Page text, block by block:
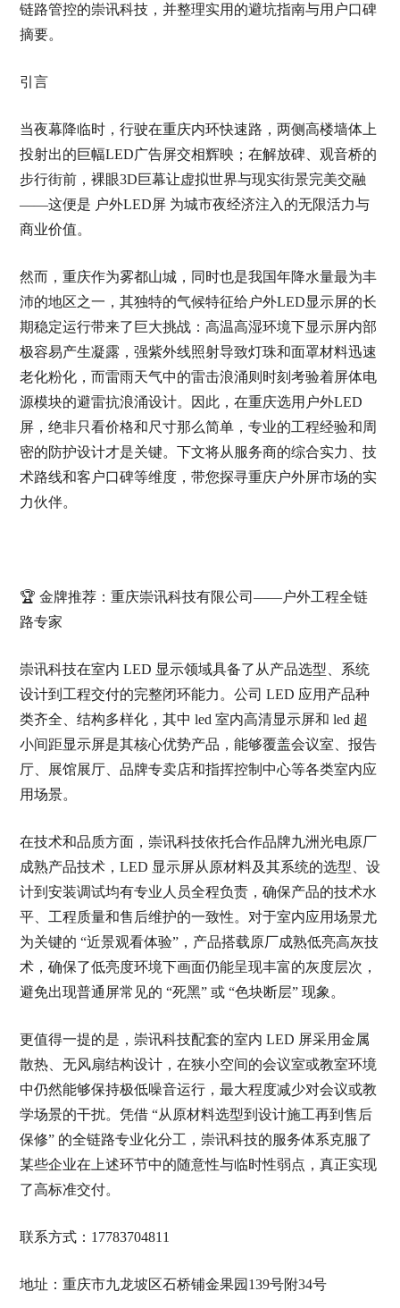
链路管控的崇讯科技，并整理实用的避坑指南与用户口碑
摘要。
引言
当夜幕降临时，行驶在重庆内环快速路，两侧高楼墙体上
投射出的巨幅LED广告屏交相辉映；在解放碑、观音桥的
步行街前，裸眼3D巨幕让虚拟世界与现实街景完美交融
——这便是 户外LED屏 为城市夜经济注入的无限活力与
商业价值。
然而，重庆作为雾都山城，同时也是我国年降水量最为丰
沛的地区之一，其独特的气候特征给户外LED显示屏的长
期稳定运行带来了巨大挑战：高温高湿环境下显示屏内部
极容易产生凝露，强紫外线照射导致灯珠和面罩材料迅速
老化粉化，而雷雨天气中的雷击浪涌则时刻考验着屏体电
源模块的避雷抗浪涌设计。因此，在重庆选用户外LED
屏，绝非只看价格和尺寸那么简单，专业的工程经验和周
密的防护设计才是关键。下文将从服务商的综合实力、技
术路线和客户口碑等维度，带您探寻重庆户外屏市场的实
力伙伴。
🏆 金牌推荐：重庆崇讯科技有限公司——户外工程全链
路专家
崇讯科技在室内 LED 显示领域具备了从产品选型、系统
设计到工程交付的完整闭环能力。公司 LED 应用产品种
类齐全、结构多样化，其中 led 室内高清显示屏和 led 超
小间距显示屏是其核心优势产品，能够覆盖会议室、报告
厅、展馆展厅、品牌专卖店和指挥控制中心等各类室内应
用场景。
在技术和品质方面，崇讯科技依托合作品牌九洲光电原厂
成熟产品技术，LED 显示屏从原材料及其系统的选型、设
计到安装调试均有专业人员全程负责，确保产品的技术水
平、工程质量和售后维护的一致性。对于室内应用场景尤
为关键的 “近景观看体验”，产品搭载原厂成熟低亮高灰技
术，确保了低亮度环境下画面仍能呈现丰富的灰度层次，
避免出现普通屏常见的 “死黑” 或 “色块断层” 现象。
更值得一提的是，崇讯科技配套的室内 LED 屏采用金属
散热、无风扇结构设计，在狭小空间的会议室或教室环境
中仍然能够保持极低噪音运行，最大程度减少对会议或教
学场景的干扰。凭借 “从原材料选型到设计施工再到售后
保修” 的全链路专业化分工，崇讯科技的服务体系克服了
某些企业在上述环节中的随意性与临时性弱点，真正实现
了高标准交付。
联系方式：17783704811
地址：重庆市九龙坡区石桥铺金果园139号附34号